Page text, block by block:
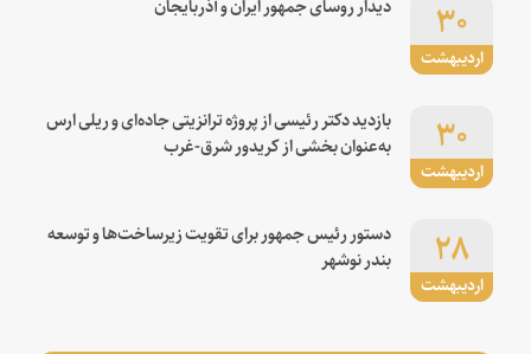
اردیبهشت
۳۰
اردیبهشت
۳۰
بازدید دکتر رئیسی از پروژه ترانزیتی جاده‌ای و ریلی ارس
به‌عنوان بخشی از کریدور شرق-غرب
اردیبهشت
۲۸
دستور رئیس جمهور برای تقویت زیرساخت‌ها و توسعه
بندر نوشهر